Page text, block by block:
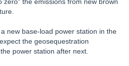
new base-load power station in the
the geosequestration
power station after next.